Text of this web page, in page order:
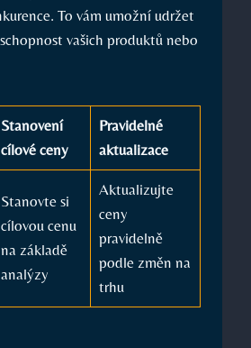
To vám umožní udržet
vašich produktů nebo
Stanovení
cílové ceny
Pravidelné
aktualizace
Stanovte si
cílovou cenu
na základě
analýzy
Aktualizujte
ceny
pravidelně
podle změn na
trhu